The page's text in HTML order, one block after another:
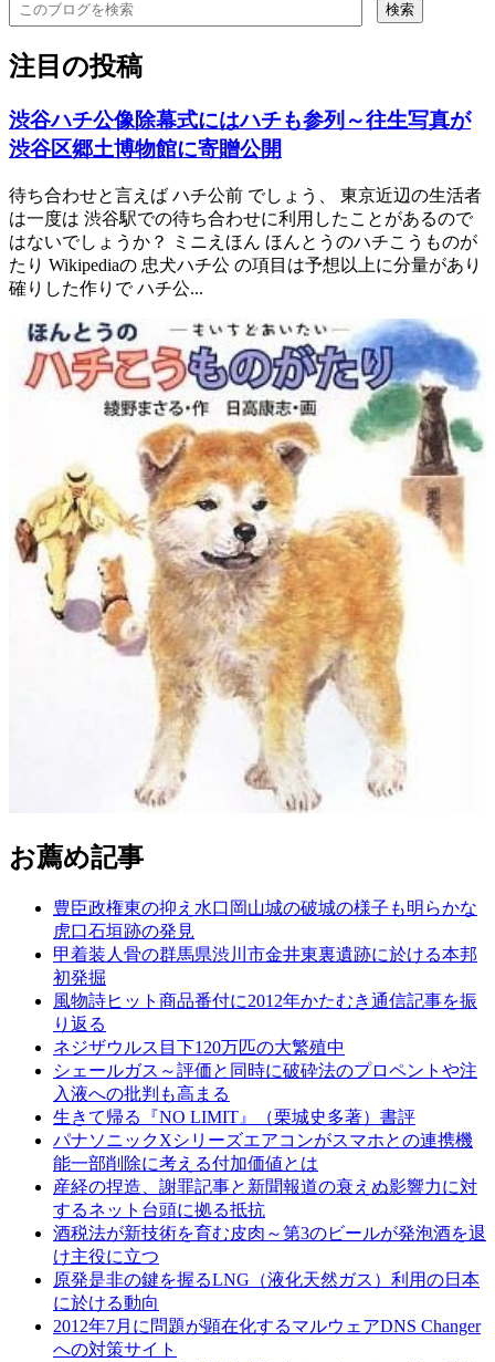
注目の投稿
渋谷ハチ公像除幕式にはハチも参列～往生写真が
渋谷区郷土博物館に寄贈公開
待ち合わせと言えば ハチ公前 でしょう、 東京近辺の生活者
は一度は 渋谷駅での待ち合わせに利用したことがあるので
はないでしょうか？ ミニえほん ほんとうのハチこうものが
たり Wikipediaの 忠犬ハチ公 の項目は予想以上に分量があり
確りした作りで ハチ公...
お薦め記事
豊臣政権東の抑え水口岡山城の破城の様子も明らかな
虎口石垣跡の発見
甲着装人骨の群馬県渋川市金井東裏遺跡に於ける本邦
初発掘
風物詩ヒット商品番付に2012年かたむき通信記事を振
り返る
ネジザウルス目下120万匹の大繁殖中
シェールガス～評価と同時に破砕法のプロペントや注
入液への批判も高まる
生きて帰る『NO LIMIT』（栗城史多著）書評
パナソニックXシリーズエアコンがスマホとの連携機
能一部削除に考える付加価値とは
産経の捏造、謝罪記事と新聞報道の衰えぬ影響力に対
するネット台頭に拠る抵抗
酒税法が新技術を育む皮肉～第3のビールが発泡酒を退
け主役に立つ
原発是非の鍵を握るLNG（液化天然ガス）利用の日本
に於ける動向
2012年7月に問題が顕在化するマルウェアDNS Changer
への対策サイト